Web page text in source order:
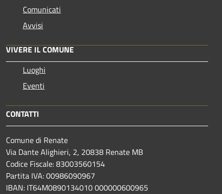
Comunicati
Avvisi
VIVERE IL COMUNE
Luoghi
Eventi
CONTATTI
Comune di Renate
Via Dante Alighieri, 2, 20838 Renate MB
Codice Fiscale: 83003560154
Partita IVA: 00986090967
IBAN: IT64M0890134010 000000600965